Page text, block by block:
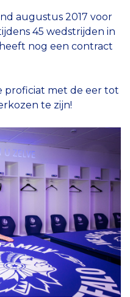
augustus 2017 voor
45 wedstrijden in
heeft nog een contract
proficiat met de eer tot
te zijn!